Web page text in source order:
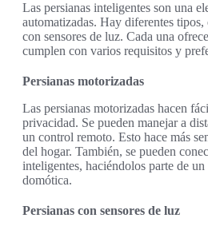
Las persianas inteligentes son una
automatizadas. Hay diferentes
con sensores de luz. Cada una
cumplen con varios requisitos y
Persianas motorizadas
Las persianas motorizadas hacen
privacidad. Se pueden manejar a
un control remoto. Esto hace más
del hogar. También, se pueden
inteligentes, haciéndolos parte de
domótica.
Persianas con sensores de luz